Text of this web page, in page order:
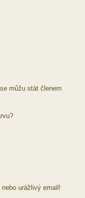
můžu stát členem
urážlivý email!